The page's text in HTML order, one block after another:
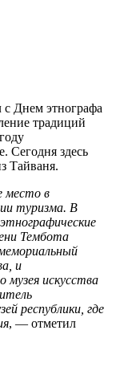
с Днем этнографа
традиций
Сегодня здесь
Тайваня.
место в
туризма. В
Тембота
и
музея искусства
республики, где
, — отметил